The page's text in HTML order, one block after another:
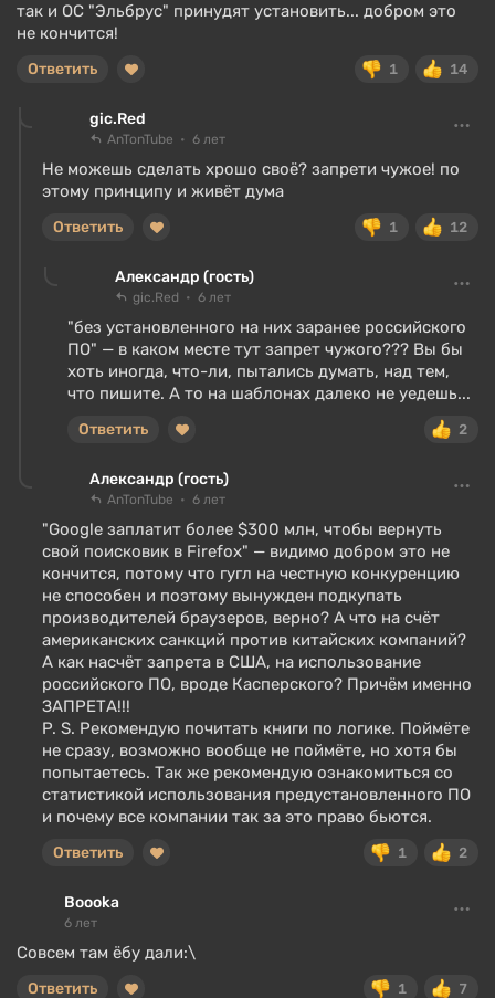
так и ОС "Эльбрус" принудят установить... добром это
не кончится!
1 14
Ответить
gic.Red
AnTonTube 6 лет
Не можешь сделать хрошо своё? запрети чужое! по
этому принципу и живёт дума
1 12
Ответить
Александр (гость)
gic.Red 6 лет
"без установленного на них заранее российского
ПО" — в каком месте тут запрет чужого??? Вы бы
хоть иногда, что-ли, пытались думать, над тем,
что пишите. А то на шаблонах далеко не уедешь...
2
Ответить
Александр (гость)
AnTonTube 6 лет
"Google заплатит более $300 млн, чтобы вернуть
свой поисковик в Firefox" — видимо добром это не
кончится, потому что гугл на честную конкуренцию
не способен и поэтому вынужден подкупать
производителей браузеров, верно? А что на счёт
американских санкций против китайских компаний?
А как насчёт запрета в США, на использование
российского ПО, вроде Касперского? Причём именно
ЗАПРЕТА!!!
P. S. Рекомендую почитать книги по логике. Поймёте
не сразу, возможно вообще не поймёте, но хотя бы
попытаетесь. Так же рекомендую ознакомиться со
статистикой использования предустановленного ПО
и почему все компании так за это право бьются.
1 2
Ответить
Boooka
6 лет
Совсем там ёбу дали:\
1 7
Ответить